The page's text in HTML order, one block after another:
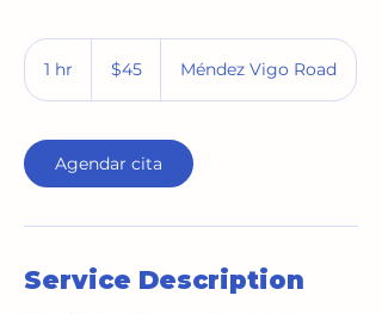
1 hr
dollars$45 Méndez Vigo Road
Agendar cita
Service Description